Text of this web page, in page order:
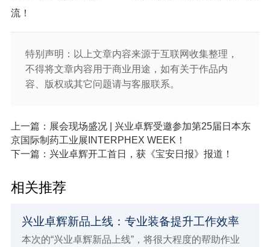
流！
特别声明：以上文章内容来源于互联网收集整理，
不得将文章内容用于商业用途，如有关于作品内
容、版权或其它问题请与客服联系。
上一篇：展会现场盛况 | 兴业卓辉受邀参加第25届日本东
京国际制药工业展INTERPHEX WEEK！
下一篇：兴业卓辉开工首日，获《宝安日报》报道！
相关推荐
兴业卓辉新品上线：专业装备提升工作效率
本次的“兴业卓辉新品上线”，将很大程度的帮助作业